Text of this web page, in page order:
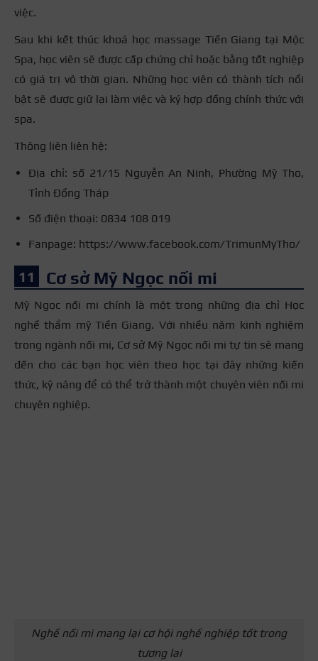
việc.
Sau khi kết thúc khoá học massage Tiền Giang tại Mộc
Spa, học viên sẽ được cấp chứng chỉ hoặc bằng tốt nghiệp
có giá trị vô thời gian. Những học viên có thành tích nổi
bật sẽ được giữ lại làm việc và ký hợp đồng chính thức với
spa.
Thông liên liên hệ:
Địa chỉ: số 21/15 Nguyễn An Ninh, Phường Mỹ Tho,
Tỉnh Đồng Tháp
Số điện thoại: 0834 108 019
Fanpage: https://www.facebook.com/TrimunMyTho/
Cơ sở Mỹ Ngọc nối mi
Mỹ Ngọc nối mi chính là một trong những địa chỉ Học
nghề thẩm mỹ Tiền Giang. Với nhiều năm kinh nghiệm
trong ngành nối mi, Cơ sở Mỹ Ngọc nối mi tự tin sẽ mang
đến cho các bạn học viên theo học tại đây những kiến
thức, kỹ năng để có thể trở thành một chuyên viên nối mi
chuyên nghiệp.
Nghề nối mi mang lại cơ hội nghề nghiệp tốt trong
tương lai